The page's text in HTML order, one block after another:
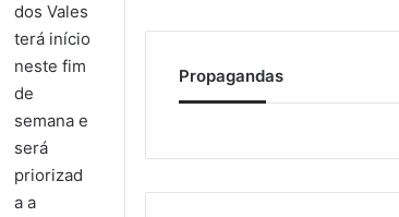
dos Vales
terá início
neste fim
de
semana e
será
priorizad
a a
Propagandas